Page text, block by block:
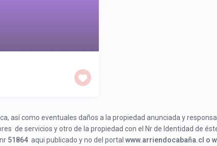
así como eventuales daños a la propiedad anunciada y
de servicios y otro de la propiedad con el Nr de Identidad de
51864 aqui publicado y no del portal www.arriendocabaña.cl o